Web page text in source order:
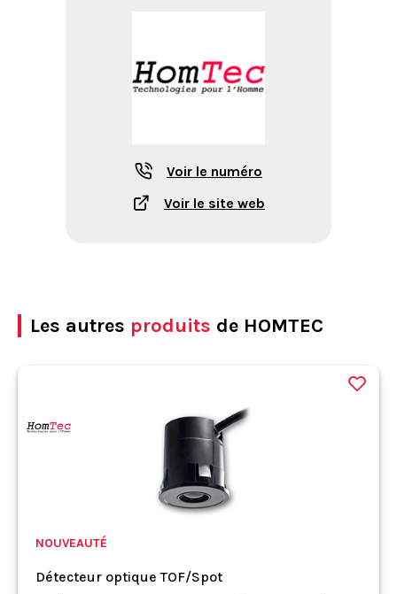
Voir le numéro
Voir le site web
Les autres produits de HOMTEC
NOUVEAUTÉ
Détecteur optique TOF/Spot